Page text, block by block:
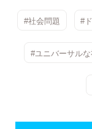
#社会問題 #
#ユニバーサル